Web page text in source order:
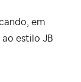
em
ao estilo JB